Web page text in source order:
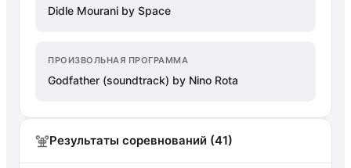
Didle Mourani by Space
ПРОИЗВОЛЬНАЯ ПРОГРАММА
Godfather (soundtrack) by Nino Rota
Результаты соревнований (41)